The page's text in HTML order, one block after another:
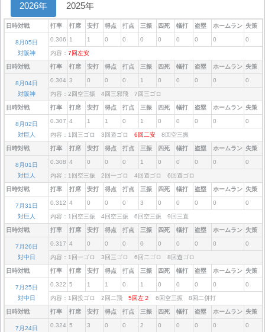
2026年 2025年
日時対戦 打率 打席 安打 得点 打点 三振 四死 犠打 盗塁 ホームラン 失策
8月05日
対阪神
0.306 1 1 0 0 0 0 0 0 0 0
内容： 7回左安
日時対戦 打率 打席 安打 得点 打点 三振 四死 犠打 盗塁 ホームラン 失策
8月04日
対阪神
0.304 3 0 0 0 1 0 0 0 0 0
内容：2回空三振 4回三邪飛 7回三ゴロ
日時対戦 打率 打席 安打 得点 打点 三振 四死 犠打 盗塁 ホームラン 失策
8月02日
対巨人
0.307 4 1 1 0 1 0 0 0 0 0
内容：1回三ゴロ 3回遊ゴロ 6回二安 8回空三振
日時対戦 打率 打席 安打 得点 打点 三振 四死 犠打 盗塁 ホームラン 失策
8月01日
対巨人
0.308 4 0 0 0 1 0 0 0 0 0
内容：1回空三振 2回一ゴロ 4回遊ゴロ 6回遊ゴロ
日時対戦 打率 打席 安打 得点 打点 三振 四死 犠打 盗塁 ホームラン 失策
7月31日
対巨人
0.312 4 0 0 0 3 0 0 0 0 0
内容：1回空三振 4回空三振 6回空三振 9回三直
日時対戦 打率 打席 安打 得点 打点 三振 四死 犠打 盗塁 ホームラン 失策
7月26日
対中日
0.317 4 0 0 0 0 0 0 0 0 0
内容：1回一ゴロ 3回三ゴロ 6回二ゴロ 8回遊ゴロ
日時対戦 打率 打席 安打 得点 打点 三振 四死 犠打 盗塁 ホームラン 失策
7月25日
対中日
0.322 5 1 1 0 1 0 0 0 0 0
内容：1回投ゴロ 2回二飛 5回左２ 6回空三振 8回二併打
日時対戦 打率 打席 安打 得点 打点 三振 四死 犠打 盗塁 ホームラン 失策
7月24日
0.324 5 3 0 0 2 0 0 0 0 0